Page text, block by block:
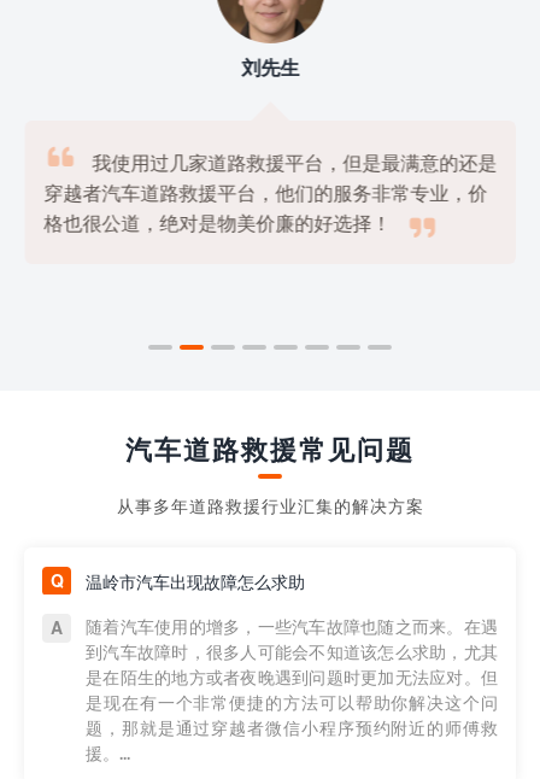
刘先生

我使用过几家道路救援平台，但是最满意的还是
穿越者汽车道路救援平台，他们的服务非常专业，价
格也很公道，绝对是物美价廉的好选择！

汽车道路救援常见问题
从事多年道路救援行业汇集的解决方案
温岭市汽车出现故障怎么求助
随着汽车使用的增多，一些汽车故障也随之而来。在遇
到汽车故障时，很多人可能会不知道该怎么求助，尤其
是在陌生的地方或者夜晚遇到问题时更加无法应对。但
是现在有一个非常便捷的方法可以帮助你解决这个问
题，那就是通过穿越者微信小程序预约附近的师傅救
援。...